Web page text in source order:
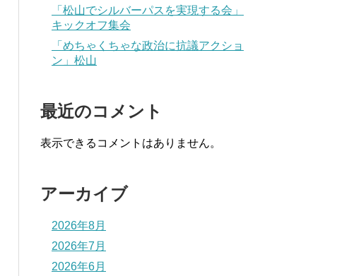
「松山でシルバーパスを実現する会」
キックオフ集会
「めちゃくちゃな政治に抗議アクショ
ン」松山
最近のコメント
表示できるコメントはありません。
アーカイブ
2026年8月
2026年7月
2026年6月